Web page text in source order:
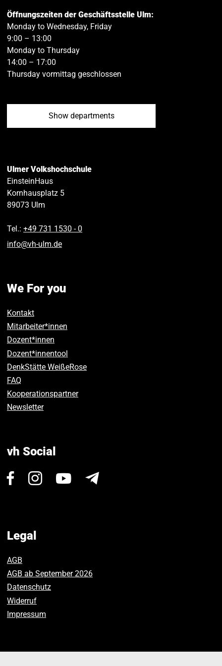
Öffnungszeiten der Geschäftsstelle Ulm:
Monday to Wednesday, Friday
9:00 – 13:00
Monday to Thursday
14:00 – 17:00
Thursday vormittag geschlossen
Show departments
Ulmer Volkshochschule
EinsteinHaus
Kornhausplatz 5
89073 Ulm
Tel.: +49 731 1530 ‑ 0
info@vh-ulm.de
We For you
Kontakt
Mitarbeiter*innen
Dozent*innen
Dozent*innentool
DenkStätte WeißeRose
FAQ
Kooperationspartner
Newsletter
vh Social
Visit Visit
Visit
Legal
AGB
AGB ab September 2026
Datenschutz
Widerruf
Impressum